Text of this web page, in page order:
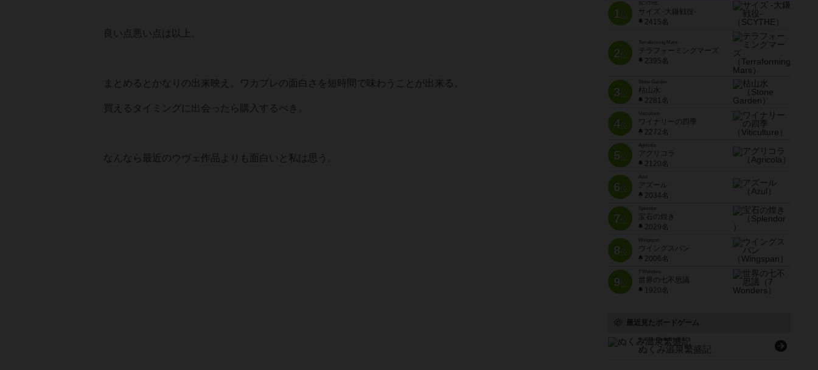
良い点悪い点は以上。
まとめるとかなりの出来映え。ワカプレの面白さを短時間で味わうことが出来る。
買えるタイミングに出会ったら購入するべき。
なんなら最近のウヴェ作品よりも面白いと私は思う。
1位
SCYTHE
サイズ -大鎌戦役-
2415名
2位
Terraforming Mars
テラフォーミングマーズ
2395名
3位
Stone Garden
枯山水
2281名
4位
Viticulture
ワイナリーの四季
2272名
5位
Agricola
アグリコラ
2120名
6位
Azul
アズール
2034名
7位
宝石の煌き
2029名
8位
Wingspan
ウイングスパン
2006名
9位
7 Wonders
世界の七不思議
1920名
最近見たボードゲーム
Nukumi Onsen Hanjoki
ぬくみ温泉繁盛記